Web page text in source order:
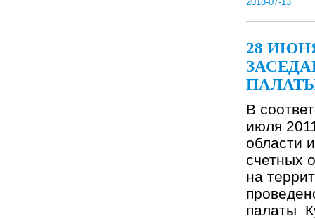
28
В
июля
области
счетных
на
палаты